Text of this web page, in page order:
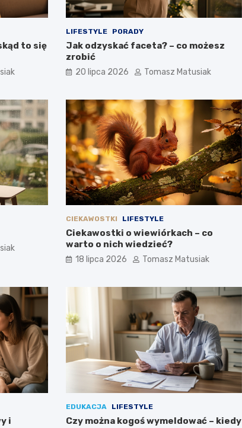
to się
LIFESTYLE PORADY
Jak odzyskać faceta? – co możesz
zrobić
20 lipca 2026 Tomasz Matusiak
CIEKAWOSTKI LIFESTYLE
Ciekawostki o wiewiórkach – co
warto o nich wiedzieć?
18 lipca 2026 Tomasz Matusiak
i
EDUKACJA LIFESTYLE
Czy można kogoś wymeldować – kiedy